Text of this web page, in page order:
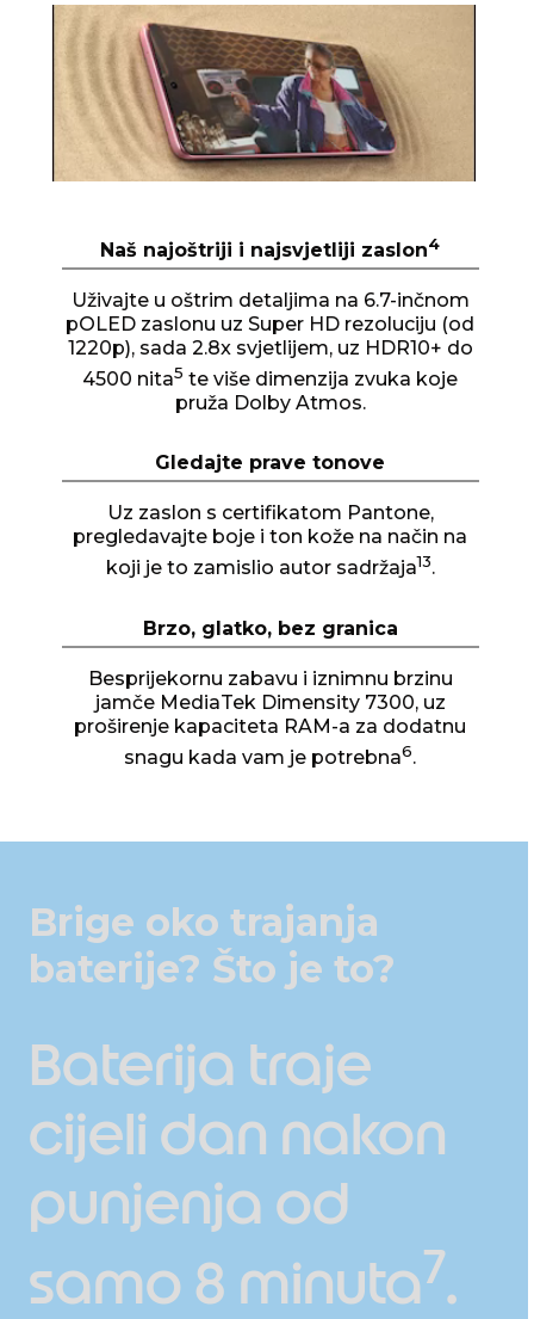
Naš najoštriji i najsvjetliji zaslon4
Uživajte u oštrim detaljima na 6.7-inčnom
pOLED zaslonu uz Super HD rezoluciju (od
1220p), sada 2.8x svjetlijem, uz HDR10+ do
4500 nita5 te više dimenzija zvuka koje
pruža Dolby Atmos.
Gledajte prave tonove
Uz zaslon s certifikatom Pantone,
pregledavajte boje i ton kože na način na
koji je to zamislio autor sadržaja13.
Brzo, glatko, bez granica
Besprijekornu zabavu i iznimnu brzinu
jamče MediaTek Dimensity 7300, uz
proširenje kapaciteta RAM-a za dodatnu
snagu kada vam je potrebna6.
Brige oko trajanja
baterije? Što je to?
Baterija traje
cijeli dan nakon
punjenja od
samo 8 minuta7.